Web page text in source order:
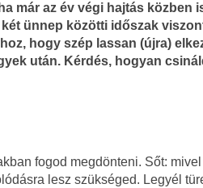
már az év végi hajtás közben
két ünnep közötti időszak
hogy szép lassan (újra)
után. Kérdés, hogyan
fogod megdönteni. Sőt:
lesz szükséged. Legyél